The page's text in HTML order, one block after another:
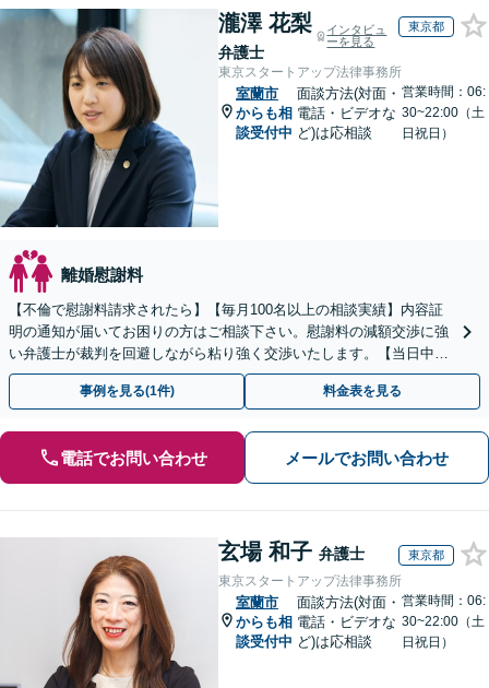
瀧澤 花梨
弁護士
インタビュ
ーを見る
東京都
東京スタートアップ法律事務所
室蘭市
からも相
談受付中
面談方法(対面・
電話・ビデオな
ど)は応相談
営業時間：06:
30~22:00（土
日祝日）
離婚慰謝料
【不倫で慰謝料請求されたら】【毎月100名以上の相談実績】内容証
明の通知が届いてお困りの方はご相談下さい。慰謝料の減額交渉に強
い弁護士が裁判を回避しながら粘り強く交渉いたします。【当日中の
相談可(予約制)】【全国対応】
事例を見る(1件) 料金表を見る
電話でお問い合わせ メールでお問い合わせ
玄場 和子 弁護士 東京都
東京スタートアップ法律事務所
室蘭市
からも相
談受付中
面談方法(対面・
電話・ビデオな
ど)は応相談
営業時間：06:
30~22:00（土
日祝日）